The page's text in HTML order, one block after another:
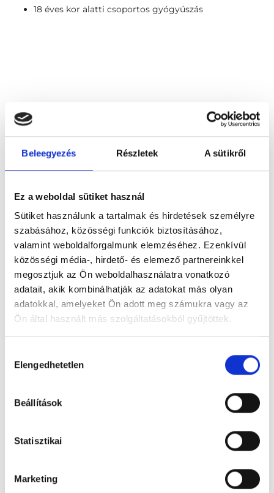
Beleegyezés Részletek A sütikről
Ez a weboldal sütiket használ
Sütiket használunk a tartalmak és hirdetések személyre
szabásához, közösségi funkciók biztosításához,
valamint weboldalforgalmunk elemzéséhez. Ezenkívül
közösségi média-, hirdető- és elemező partnereinkkel
megosztjuk az Ön weboldalhasználatra vonatkozó
adatait, akik kombinálhatják az adatokat más olyan
adatokkal, amelyeket Ön adott meg számukra vagy az
Ön által használt más szolgáltatásokból gyűjtöttek.
szabályzat:https://foglaljorvost.hu/info/foglaljorvost-
kiválasztása
Elengedhetetlen
Beállítások
Statisztikai
Marketing
18 éves kor alatti csoportos gyógyúszás
Árpád Fürdő
5600 Békéscsaba, Árpád sor 3.
Foglalj időpontot megbízható
magánorvosokhoz most!
Válassz szakterületet
Válassz helyszínt